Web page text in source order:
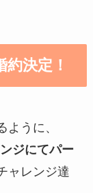
決定！
うに、
ジにてパー
ャレンジ達